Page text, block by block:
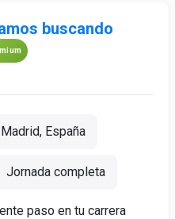
buscando
España
Jornada completa
paso en tu carrera